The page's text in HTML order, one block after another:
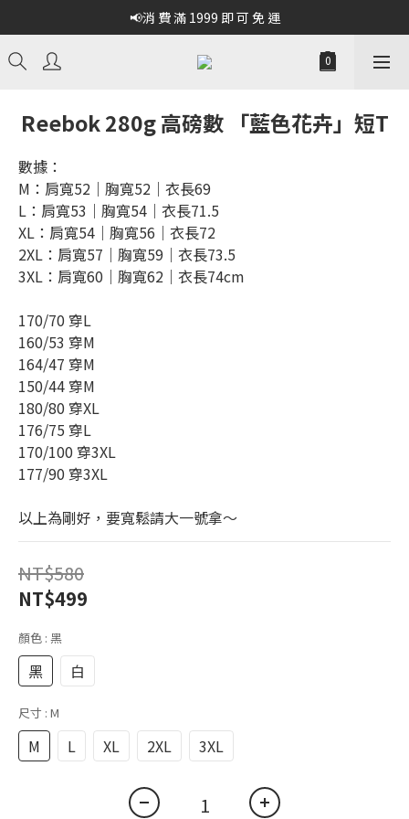
📢消 費 滿 1999 即 可 免 運
Reebok 280g 高磅數 「藍色花卉」短T
數據：
M：肩寬52｜胸寬52｜衣長69
L：肩寬53｜胸寬54｜衣長71.5
XL：肩寬54｜胸寬56｜衣長72
2XL：肩寬57｜胸寬59｜衣長73.5
3XL：肩寬60｜胸寬62｜衣長74cm
170/70 穿L
160/53 穿M
164/47 穿M
150/44 穿M
180/80 穿XL
176/75 穿L
170/100 穿3XL
177/90 穿3XL
以上為剛好，要寬鬆請大一號拿～
NT$580
NT$499
顏色 : 黑
黑 白
尺寸 : M
M L XL 2XL 3XL